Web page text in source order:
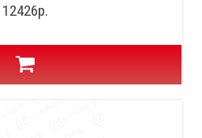
12426р.